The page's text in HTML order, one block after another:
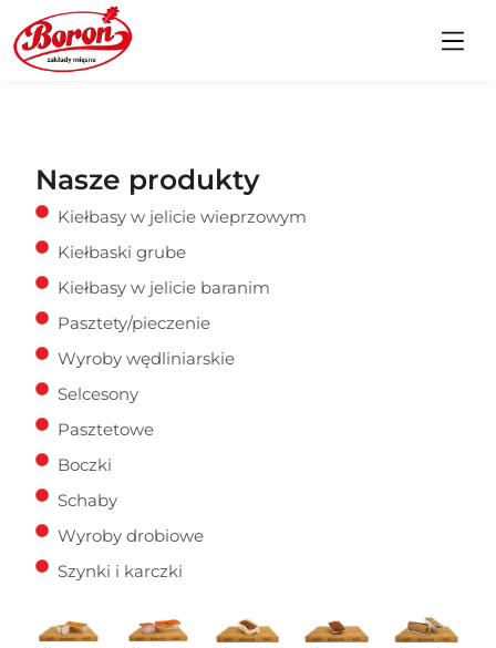
Nasze produkty
Kiełbasy w jelicie wieprzowym
Kiełbaski grube
Kiełbasy w jelicie baranim
Pasztety/pieczenie
Wyroby wędliniarskie
Selcesony
Pasztetowe
Boczki
Schaby
Wyroby drobiowe
Szynki i karczki